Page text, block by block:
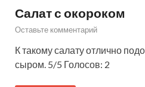
Салат с окороком
Оставьте комментарий
К такому салату отлично
сыром. 5/5 Голосов: 2